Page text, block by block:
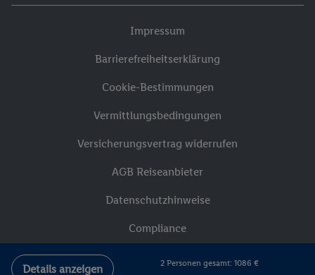
Details anzeigen 2 Personen gesamt: 1086 €
Impressum
Barrierefreiheitserklärung
Cookie-Bestimmungen
Vermittlungsbedingungen
Versicherungsvertrag widerrufen
AGB Reiseanbieter
Datenschutzhinweise
Compliance